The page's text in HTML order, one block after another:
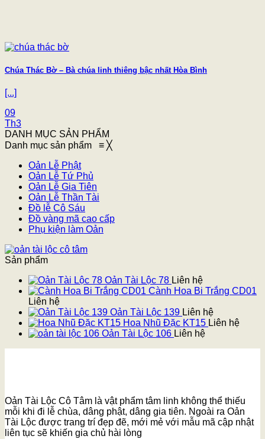
Chúa Thác Bờ – Bà chúa linh thiêng bậc nhất Hòa Bình
[...]
09
Th3
DANH MỤC SẢN PHẨM
Danh mục sản phẩm ≡ ╳
Oản Lễ Phật
Oản Lễ Tứ Phủ
Oản Lễ Gia Tiên
Oản Lễ Thần Tài
Đồ lễ Cô Sáu
Đồ vàng mã cao cấp
Phụ kiện làm Oản
Sản phẩm
Oản Tài Lộc 78 Liên hệ
Cành Hoa Bi Trắng CD01
Liên hệ
Oản Tài Lộc 139 Liên hệ
Hoa Nhũ Đặc KT15 Liên hệ
Oản Tài Lộc 106 Liên hệ
Oản Tài Lộc Cô Tâm là vật phẩm tâm linh không thể thiếu
mỗi khi đi lễ chùa, dâng phật, dâng gia tiên. Ngoài ra Oản
Tài Lộc được trang trí đẹp đẽ, mới mẻ với mẫu mã cập nhật
liên tục sẽ khiến gia chủ hài lòng